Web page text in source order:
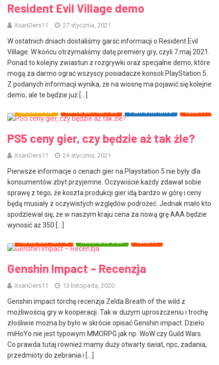
Resident Evil Village demo
XsanDers11 27 stycznia, 2021
W ostatnich dniach dostaliśmy garść informacji o Resident Evil
Village. W końcu otrzymaliśmy datę premiery gry, czyli 7 maj 2021.
Ponad to kolejny zwiastun z rozgrywki oraz specjalne demo, które
mogą za darmo ograć wszyscy posiadacze konsoli PlayStation 5.
Z podanych informacji wynika, że na wiosnę ma pojawić się kolejne
demo, ale te będzie już […]
NEWSROOM NOWE GRY NA PS5 PLAYSTATION 5 TEKSTY
PS5 ceny gier, czy będzie aż tak źle?
XsanDers11 24 stycznia, 2021
Pierwsze informacje o cenach gier na Playstation 5 nie były dla
konsumentów zbyt przyjemne. Oczywiście każdy zdawał sobie
sprawę z tego, że koszta produkcji gier idą bardzo w górę i ceny
będą musiały z oczywistych względów podrożeć. Jednak mało kto
spodziewał się, że w naszym kraju cena za nową grę AAA będzie
wynosić aż 350 […]
NOWE GRY NA PC RECENZJE GIER TEKSTY
Genshin Impact – Recenzja
XsanDers11 13 listopada, 2020
Genshin impact torchę recenzja Zelda Breath of the wild z
możliwością gry w kooperacji. Tak w dużym uproszczeniu i trochę
złośliwie można by było w skrócie opisać Genshin impact. Dzieło
miHoYo nie jest typowym MMORPG jak np. WoW czy Guild Wars.
Co prawda tutaj również mamy duży otwarty świat, npc, zadania,
przedmioty do zebrania i […]
NOWE GRY NA PC NOWE GRY NA PS5